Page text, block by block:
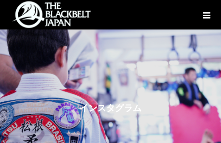
インスタグラ ム